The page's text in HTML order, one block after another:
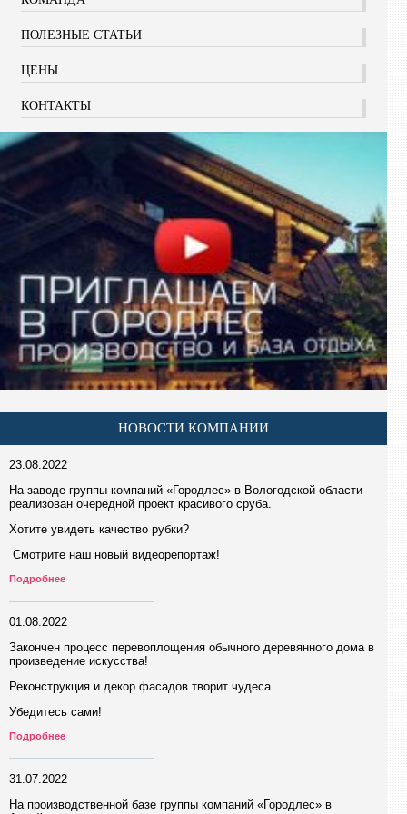
ПОЛЕЗНЫЕ СТАТЬИ
ЦЕНЫ
КОНТАКТЫ
НОВОСТИ КОМПАНИИ
23.08.2022
На заводе группы компаний «Городлес» в Вологодской области
реализован очередной проект красивого сруба.
Хотите увидеть качество рубки?
Смотрите наш новый видеорепортаж!
Подробнее
01.08.2022
Закончен процесс перевоплощения обычного деревянного дома в
произведение искусства!
Реконструкция и декор фасадов творит чудеса.
Убедитесь сами!
Подробнее
31.07.2022
На производственной базе группы компаний «Городлес» в